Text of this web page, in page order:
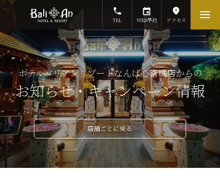
TEL WEB予約 アクセス
ホテルバリアンリゾートなんば心斎橋店からの
お知らせ・キャンペーン情報
店舗ごとに見る